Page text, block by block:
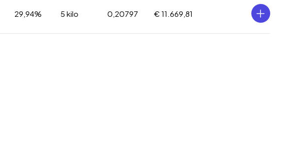
29,94% 5 kilo 0,20797 € 11.669,81